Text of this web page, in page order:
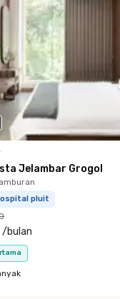
Jelambar Grogol
pluit
/bulan